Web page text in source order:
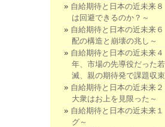
自給期待と日本の近未来
は回避できるのか？～
自給期待と日本の近未来
配の構造と崩壊の兆し～
自給期待と日本の近未来
年、市場の先導役だった
滅、親の期待発で課題収束
自給期待と日本の近未来
大衆はお上を見限った～
自給期待と日本の近未来
グ～